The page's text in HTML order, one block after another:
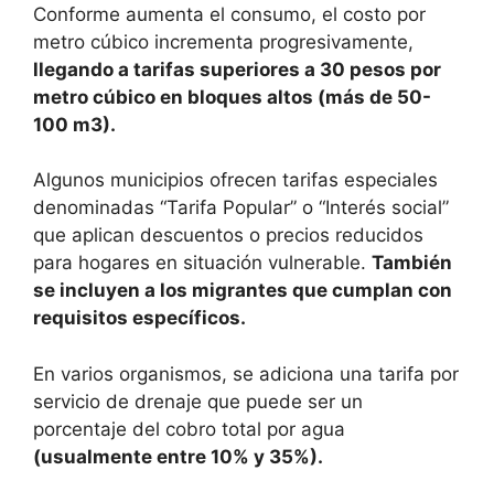
Conforme aumenta el consumo, el costo por
metro cúbico incrementa progresivamente,
llegando a tarifas superiores a 30 pesos por
metro cúbico en bloques altos (más de 50-
100 m3).
Algunos municipios ofrecen tarifas especiales
denominadas “Tarifa Popular” o “Interés social”
que aplican descuentos o precios reducidos
para hogares en situación vulnerable. También
se incluyen a los migrantes que cumplan con
requisitos específicos.
En varios organismos, se adiciona una tarifa por
servicio de drenaje que puede ser un
porcentaje del cobro total por agua
(usualmente entre 10% y 35%).